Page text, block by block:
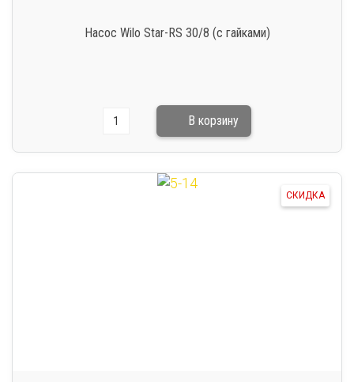
Насос Wilo Star-RS 30/8 (с гайками)
СКИДКА